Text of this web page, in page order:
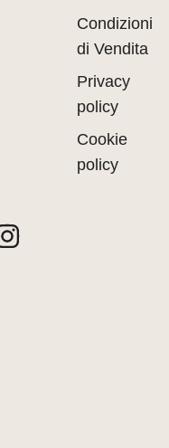
Condizioni
di Vendita
Privacy
policy
Cookie
policy